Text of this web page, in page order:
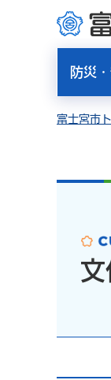
富士宮市
防災
富士宮市
文